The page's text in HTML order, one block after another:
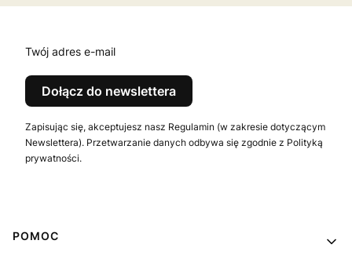
Twój adres e-mail
Dołącz do newslettera
Zapisując się, akceptujesz nasz Regulamin (w zakresie dotyczącym
Newslettera). Przetwarzanie danych odbywa się zgodnie z Polityką
prywatności.
Linki w stopce
POMOC